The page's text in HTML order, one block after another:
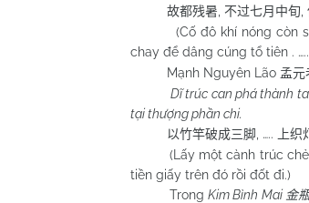
故都残暑 不过七月中旬
(Cố đô khí nóng còn sót
chay để dâng cúng tổ tiên .
Mạnh Nguyên Lão 孟元
Dĩ trúc can phá thành
tại thượng phần chi.
以竹竿破成三脚 , ….. 上
(Lấy một cành trúc chẻ ra
tiền giấy trên đó rồi đốt đi.)
TrongKim Bình Mai 金